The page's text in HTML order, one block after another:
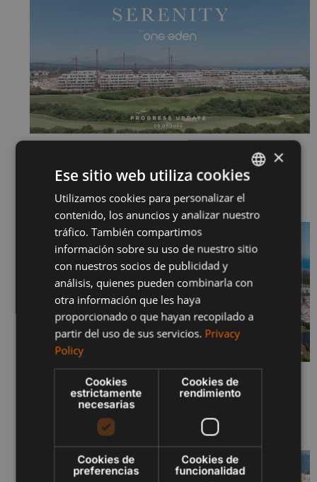
15 de julio de 2026
SERENITY JUNIO 2026 – FASES I Y II
29 de junio de 2026
Sigue leyendo "
ENGLISH
SPANISH
FRENCH
×
Ese sitio web utiliza cookies
Utilizamos cookies para personalizar el
contenido, los anuncios y analizar nuestro
tráfico. También compartimos
información sobre su uso de nuestro sitio
con nuestros socios de publicidad y
análisis, quienes pueden combinarla con
otra información que les haya
proporcionado o que hayan recopilado a
partir del uso de sus servicios. Privacy
Policy
Cookies
estrictamente
necesarias
Cookies de
rendimiento
Cookies de
preferencias
Cookies de
funcionalidad